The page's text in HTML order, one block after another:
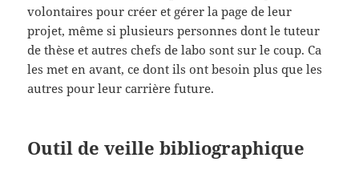
volontaires pour créer et gérer la page de leur
projet, même si plusieurs personnes dont le tuteur
de thèse et autres chefs de labo sont sur le coup. Ca
les met en avant, ce dont ils ont besoin plus que les
autres pour leur carrière future.
Outil de veille bibliographique